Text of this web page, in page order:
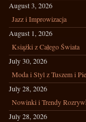
August 3, 2026
Jazz i Improwizacja
August 1, 2026
Książki z Całego Świata
July 30, 2026
Moda i Styl z Tuszem i
July 28, 2026
Nowinki i Trendy
July 28, 2026